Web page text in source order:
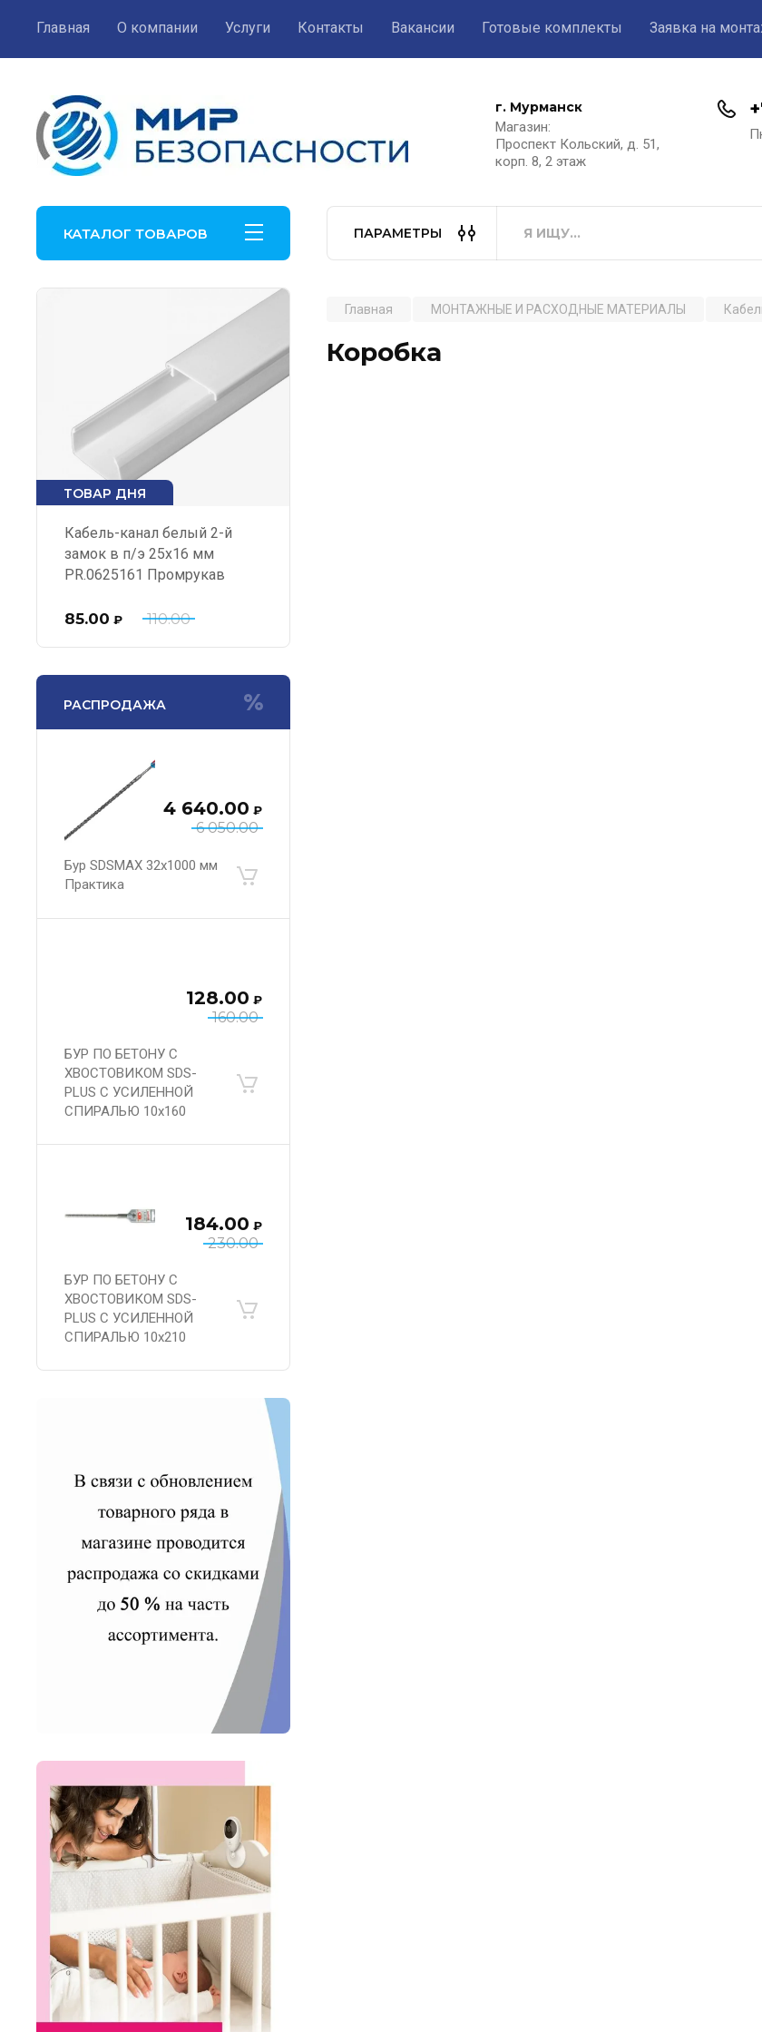
Главная О компании Услуги Контакты Вакансии Готовые комплекты Заявка на
г. Мурманск
Магазин:​
Проспект Кольский, д. 51,
корп. 8, 2 этаж
КАТАЛОГ ТОВАРОВ ПАРАМЕТРЫ
ТОВАР ДНЯ
Кабель-канал белый 2-й
замок в п/э 25х16 мм
PR.0625161 Промрукав
110.00
85.00 ₽
РАСПРОДАЖА
6 050.00
4 640.00 ₽
Бур SDSMAX 32х1000 мм
Практика
160.00
128.00 ₽
БУР ПО БЕТОНУ С
ХВОСТОВИКОМ SDS-
PLUS С УСИЛЕННОЙ
СПИРАЛЬЮ 10х160
230.00
184.00 ₽
БУР ПО БЕТОНУ С
ХВОСТОВИКОМ SDS-
PLUS С УСИЛЕННОЙ
СПИРАЛЬЮ 10х210
Главная МОНТАЖНЫЕ И РАСХОДНЫЕ МАТЕРИАЛЫ
Коробка